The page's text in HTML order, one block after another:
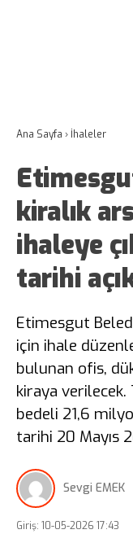
Ana Sayfa › İhaleler
kiralık
ihaleye
tarihi
Etimesgut
için ihale
bulunan ofis,
kiraya
bedeli 21,6
tarihi 20 Mayıs
Sevgi EMEK
Giriş: 10-05-2026 17:43